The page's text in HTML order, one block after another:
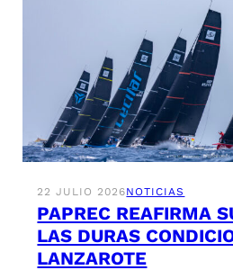
22 JULIO 2026NOTICIAS
PAPREC REAFIRMA
LAS DURAS
LANZAROTE